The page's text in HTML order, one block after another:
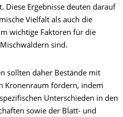
Diese Ergebnisse deuten darauf
Vielfalt als auch die
wichtige Faktoren für die
sind.
sollten daher Bestände mit
Kronenraum fördern, indem
Unterschieden in den
sowie der Blatt- und